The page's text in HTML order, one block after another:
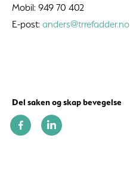
Mobil: 949 70 402
E-post: anders@trrefadder.no
Del saken og skap bevegelse